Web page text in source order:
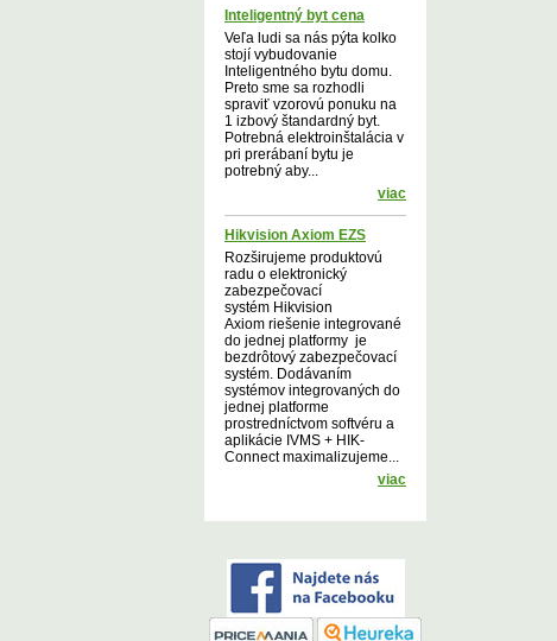
Inteligentný byt cena
Veľa ludi sa nás pýta kolko
stojí vybudovanie
Inteligentného bytu domu.
Preto sme sa rozhodli
spraviť vzorovú ponuku na
1 izbový štandardný byt.
Potrebná elektroinštalácia v
pri prerábaní bytu je
potrebný aby...
viac
Hikvision Axiom EZS
Rozširujeme produktovú
radu o elektronický
zabezpečovací
systém Hikvision
Axiom riešenie integrované
do jednej platformy je
bezdrôtový zabezpečovací
systém. Dodávaním
systémov integrovaných do
jednej platforme
prostredníctvom softvéru a
aplikácie IVMS + HIK-
Connect maximalizujeme...
viac